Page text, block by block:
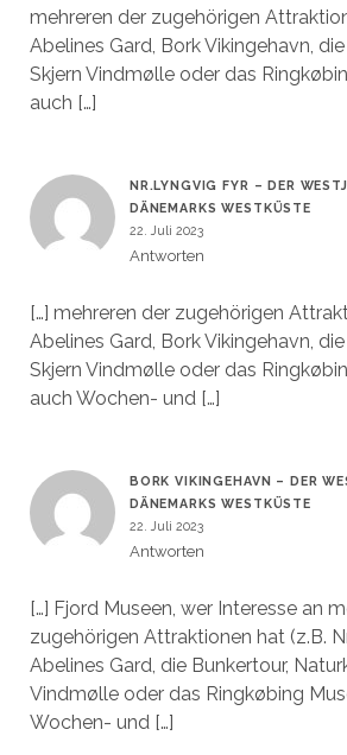
mehreren der zugehörigen
Abelines Gard, Bork Vikingehavn,
Skjern Vindmølle oder das
auch […]
NR.LYNGVIG FYR – DER
DÄNEMARKS WESTKÜSTE
22. Juli 2023
Antworten
[…] mehreren der zugehörigen
Abelines Gard, Bork Vikingehavn,
Skjern Vindmølle oder das
auch Wochen- und […]
BORK VIKINGEHAVN – DER
DÄNEMARKS WESTKÜSTE
22. Juli 2023
Antworten
[…] Fjord Museen, wer Interesse an
zugehörigen Attraktionen hat (z.B.
Abelines Gard, die Bunkertour,
Vindmølle oder das Ringkøbing
Wochen- und […]